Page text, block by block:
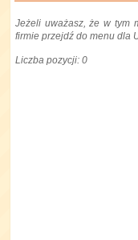
Jeżeli uważasz, że w tym
firmie przejdź do menu dla
Liczba pozycji: 0